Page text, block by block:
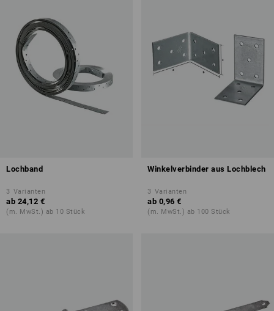
Lochband
3 Varianten
ab 24,12 €
(m. MwSt.) ab 10 Stück
Winkelverbinder aus Lochblech
3 Varianten
ab 0,96 €
(m. MwSt.) ab 100 Stück